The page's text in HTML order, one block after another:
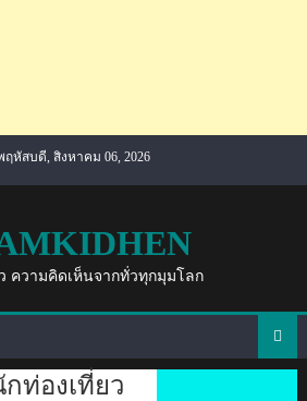
ฤหัสบดี, สิงหาคม 06, 2026
ความคิดเห็นจากทั่วทุกมุมโลก
กท่องเที่ยว